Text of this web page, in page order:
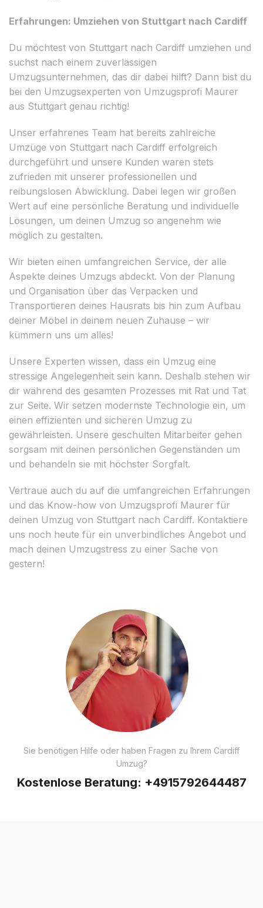
Erfahrungen: Umziehen von Stuttgart nach Cardiff
Du möchtest von Stuttgart nach Cardiff umziehen und
suchst nach einem zuverlässigen
Umzugsunternehmen, das dir dabei hilft? Dann bist du
bei den Umzugsexperten von Umzugsprofi Maurer
aus Stuttgart genau richtig!
Unser erfahrenes Team hat bereits zahlreiche
Umzüge von Stuttgart nach Cardiff erfolgreich
durchgeführt und unsere Kunden waren stets
zufrieden mit unserer professionellen und
reibungslosen Abwicklung. Dabei legen wir großen
Wert auf eine persönliche Beratung und individuelle
Lösungen, um deinen Umzug so angenehm wie
möglich zu gestalten.
Wir bieten einen umfangreichen Service, der alle
Aspekte deines Umzugs abdeckt. Von der Planung
und Organisation über das Verpacken und
Transportieren deines Hausrats bis hin zum Aufbau
deiner Möbel in deinem neuen Zuhause – wir
kümmern uns um alles!
Unsere Experten wissen, dass ein Umzug eine
stressige Angelegenheit sein kann. Deshalb stehen wir
dir während des gesamten Prozesses mit Rat und Tat
zur Seite. Wir setzen modernste Technologie ein, um
einen effizienten und sicheren Umzug zu
gewährleisten. Unsere geschulten Mitarbeiter gehen
sorgsam mit deinen persönlichen Gegenständen um
und behandeln sie mit höchster Sorgfalt.
Vertraue auch du auf die umfangreichen Erfahrungen
und das Know-how von Umzugsprofi Maurer für
deinen Umzug von Stuttgart nach Cardiff. Kontaktiere
uns noch heute für ein unverbindliches Angebot und
mach deinen Umzugstress zu einer Sache von
gestern!
Sie benötigen Hilfe oder haben Fragen zu Ihrem Cardiff
Umzug?
Kostenlose Beratung: +4915792644487